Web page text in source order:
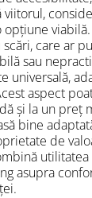
viitorul,
opțiune
care ar
sau
universală,
aspect
și la un preț
bine
de
asupra